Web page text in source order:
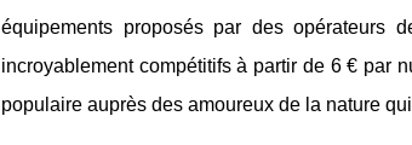
équipements proposés par des opérateurs
incroyablement compétitifs à partir de 6 € par
populaire auprès des amoureux de la nature